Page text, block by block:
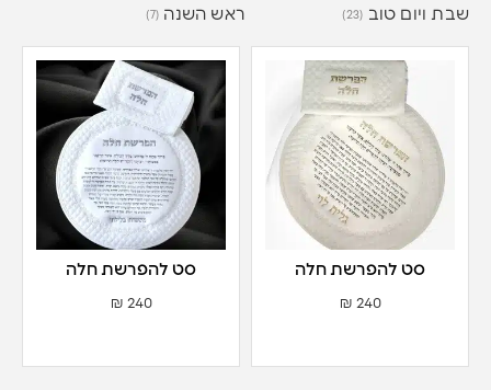
שבת ויום טוב (23) ראש השנה (7)
סט להפרשת חלה
240
₪
סט להפרשת חלה
240
₪